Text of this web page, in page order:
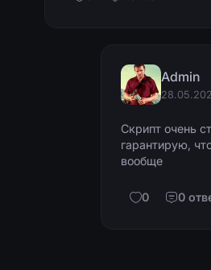
Admin
Скрипт очень
гарантирую,
вообще
0 0